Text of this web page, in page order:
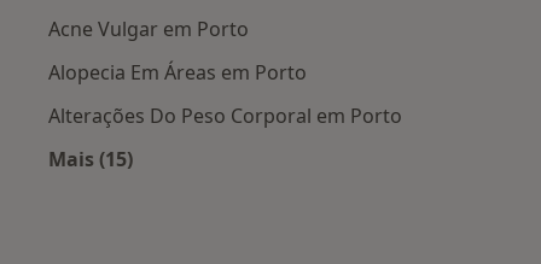
Acne Vulgar em Porto
Alopecia Em Áreas em Porto
Alterações Do Peso Corporal em Porto
Mais (15)